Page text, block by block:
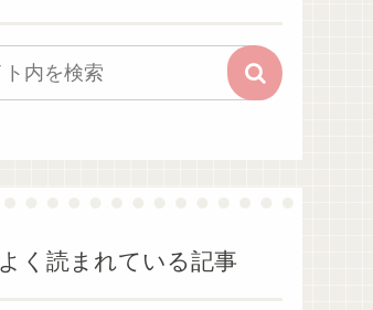
よく読まれている記事